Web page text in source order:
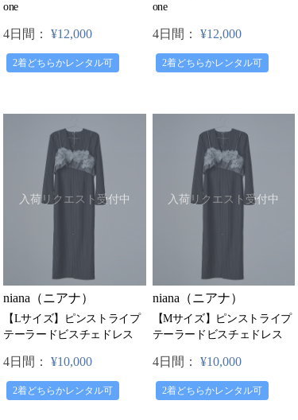
one
4日間： ¥12,000
2着どちらかレンタル可
one
4日間： ¥12,000
2着どちらかレンタル可
入荷リクエスト受付中
niana（ニアナ）
【Lサイズ】ピンストライプ
テーラードビスチェドレス
4日間： ¥10,000
2着どちらかレンタル可
入荷リクエスト受付中
niana（ニアナ）
【Mサイズ】ピンストライプ
テーラードビスチェドレス
4日間： ¥10,000
2着どちらかレンタル可